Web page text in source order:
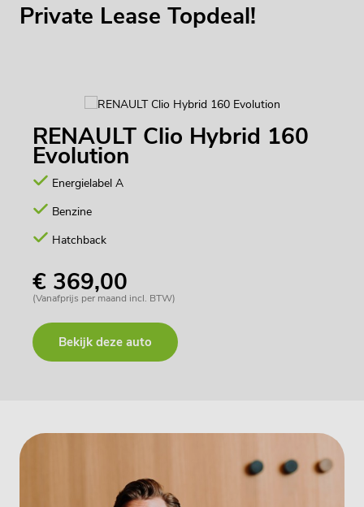
Private Lease Topdeal!
RENAULT Clio Hybrid 160
Evolution
Energielabel A
Benzine
Hatchback
€ 369,00
(Vanafprijs per maand incl. BTW)
Bekijk deze auto